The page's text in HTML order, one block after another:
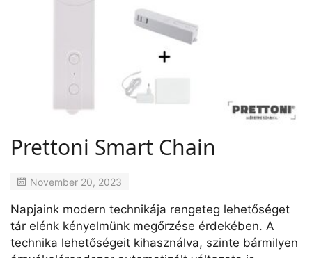
Prettoni Smart Chain
November 20, 2023
Napjaink modern technikája rengeteg lehetőséget
tár elénk kényelmünk megőrzése érdekében. A
technika lehetőségeit kihasználva, szinte bármilyen